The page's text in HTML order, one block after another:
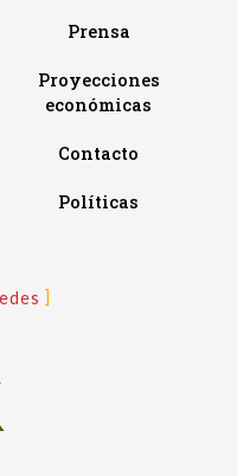
Prensa
Proyecciones
económicas
Contacto
Políticas